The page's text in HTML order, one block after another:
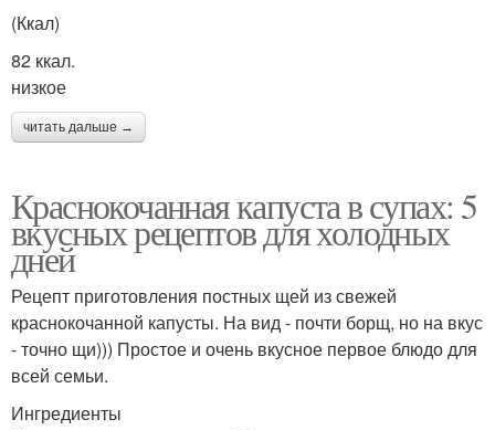
(Ккал)
82 ккал.
низкое
читать дальше →
Краснокочанная капуста в супах: 5
вкусных рецептов для холодных
дней
Рецепт приготовления постных щей из свежей
краснокочанной капусты. На вид - почти борщ, но на вкус
- точно щи))) Простое и очень вкусное первое блюдо для
всей семьи.
Ингредиенты